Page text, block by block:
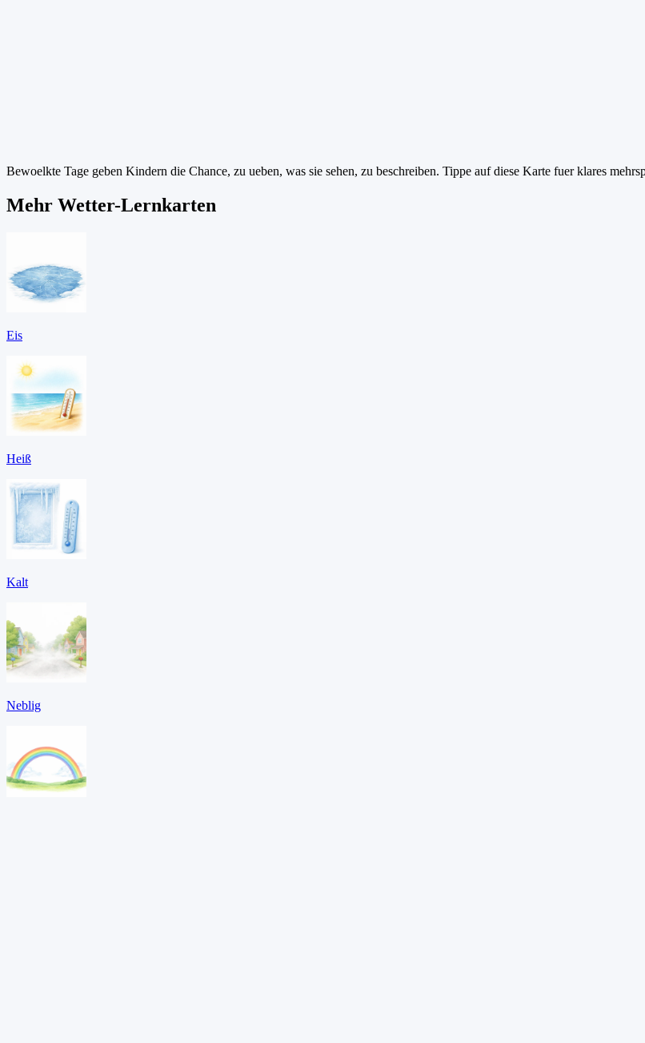
Bewoelkte Tage geben Kindern die Chance, zu ueben, was sie sehen, zu beschreiben. Tippe auf diese Karte fuer klares
Mehr Wetter-Lernkarten
Eis
Heiß
Kalt
Neblig